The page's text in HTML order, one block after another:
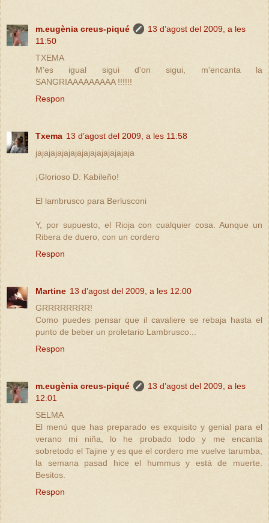
m.eugènia creus-piqué
13 d’agost del 2009, a les
11:50
TXEMA
M'es igual sigui d'on sigui, m'encanta la
SANGRIAAAAAAAAA !!!!!!
Respon
Txema 13 d’agost del 2009, a les 11:58
jajajajajajajajajajajajajajaja
¡Glorioso D. Kabileño!
El lambrusco para Berlusconi
Y, por supuesto, el Rioja con cualquier cosa. Aunque un
Ribera de duero, con un cordero
Respon
Martine 13 d’agost del 2009, a les 12:00
GRRRRRRRR!
Como puedes pensar que il cavaliere se rebaja hasta el
punto de beber un proletario Lambrusco...
Respon
m.eugènia creus-piqué
13 d’agost del 2009, a les
12:01
SELMA
El menú que has preparado es exquisito y genial para el
verano mi niña, lo he probado todo y me encanta
sobretodo el Tajine y es que el cordero me vuelve tarumba,
la semana pasad hice el hummus y está de muerte.
Besitos.
Respon